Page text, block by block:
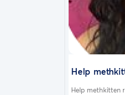
Help
Help methkitten